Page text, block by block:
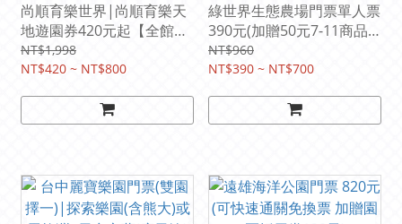
尚順育樂世界|尚順育樂天
地遊園券420元起【全館暢
遊】(不含飛行劇場)
NT$1,998
NT$420 ~ NT$800
綠世界生態農場門票單人票
390元(加贈50元7-11商品
卡1張)(平假日均可使用)
NT$960
NT$390 ~ NT$700